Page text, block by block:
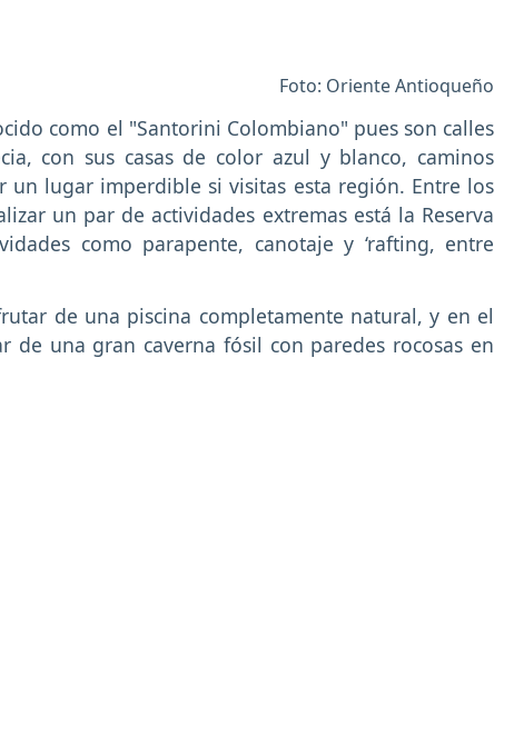
Foto: Oriente Antioqueño
como el "Santorini Colombiano" pues son calles
con sus casas de color azul y blanco, caminos
un lugar imperdible si visitas esta región. Entre los
un par de actividades extremas está la Reserva
como parapente, canotaje y ‘rafting, entre
de una piscina completamente natural, y en el
de una gran caverna fósil con paredes rocosas en